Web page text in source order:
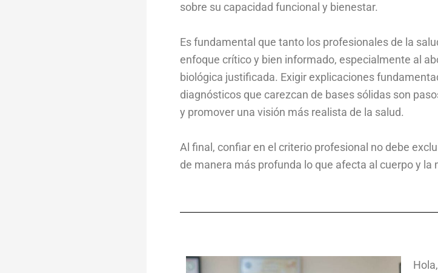
sobre su capacidad funcional y bienestar.
Es fundamental que tanto los profesionales de la
enfoque crítico y bien informado, especialmente al
biológica justificada. Exigir explicaciones
diagnósticos que carezcan de bases sólidas son
y promover una visión más realista de la salud.
Al final, confiar en el criterio profesional no debe
de manera más profunda lo que afecta al cuerpo y la
Hola,